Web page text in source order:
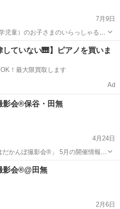
7月9日
童）のお子さまのいらっしゃるご
無料撮影会にご招待！ 撮影したお
5枚分のデータをプレゼントいたしま
マタニティ
していない🎹】ピアノを買いま
！最大限買取します
Ad
影会®︎保谷・田無
4月24日
かんぼ撮影会®︎」 5月の開催情報で
育児 会場
影会®︎@田無
2月6日